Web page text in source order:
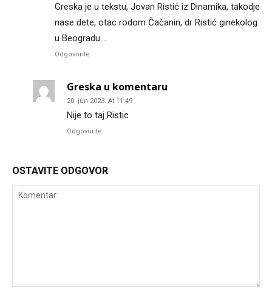
Greska je u tekstu, Jovan Ristić iz Dinamika, takodje
nase dete, otac rodom Čačanin, dr Ristić ginekolog
u Beogradu….
Odgovorite
Greska u komentaru
20. jun 2023. At 11:49
Nije to taj Ristic
Odgovorite
OSTAVITE ODGOVOR